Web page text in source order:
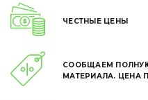
ЧЕСТНЫЕ ЦЕНЫ
СООБЩАЕМ
МАТЕРИАЛА. ЦЕНА